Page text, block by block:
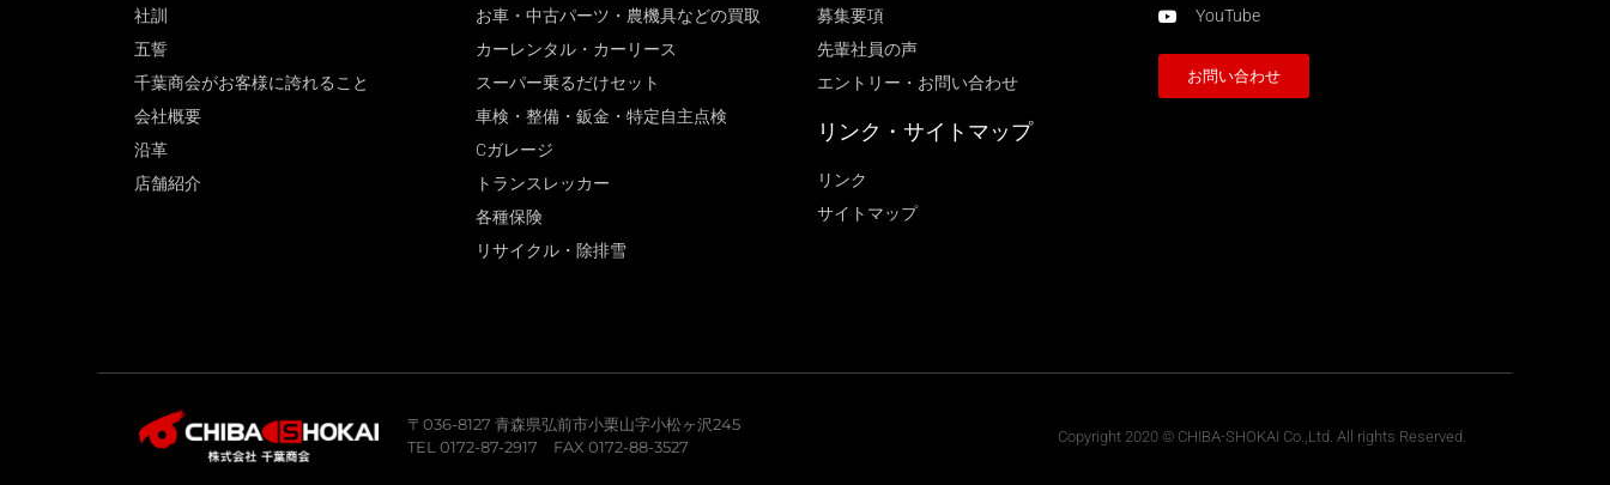
社訓
五誓
千葉商会がお客様に誇れること
会社概要
沿革
店舗紹介
お車・中古パーツ・農機具などの買取
カーレンタル・カーリース
スーパー乗るだけセット
車検・整備・鈑金・特定自主点検
Cガレージ
トランスレッカー
各種保険
リサイクル・除排雪
募集要項
先輩社員の声
エントリー・お問い合わせ
リンク・サイトマップ
リンク
サイトマップ
YouTube
お問い合わせ
〒036-8127 青森県弘前市小栗山字小松ヶ沢245
TEL 0172-87-2917 FAX 0172-88-3527
Copyright 2020 © CHIBA-SHOKAI Co.,Ltd. All rights Reserved.